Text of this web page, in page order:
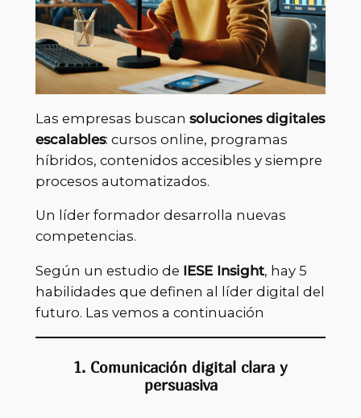
Las empresas buscan soluciones digitales
escalables: cursos online, programas
híbridos, contenidos accesibles y siempre
procesos automatizados.
Un líder formador desarrolla nuevas
competencias.
Según un estudio de IESE Insight, hay 5
habilidades que definen al líder digital del
futuro. Las vemos a continuación
1. Comunicación digital clara y
persuasiva